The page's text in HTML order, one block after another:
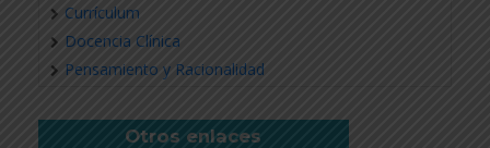
Currículum
Docencia Clínica
Pensamiento y Racionalidad
Otros enlaces